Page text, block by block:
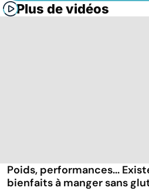
Plus de vidéos
Poids, performances...
bienfaits à manger sans